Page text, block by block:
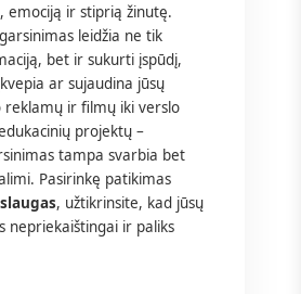
emociją ir stiprią žinutę.
leidžia ne tik
bet ir sukurti įspūdį,
ar sujaudina jūsų
reklamų ir filmų iki verslo
projektų –
tampa svarbia bet
Pasirinkę patikimas
, užtikrinsite, kad jūsų
nepriekaištingai ir paliks